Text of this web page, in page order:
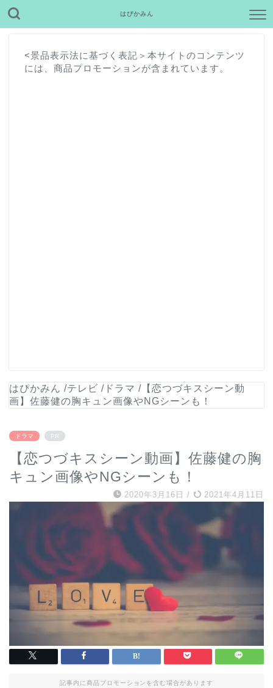
はぴかみん
<景品表示法に基づく表記＞本サイトのコンテンツ
には、商品プロモーションが含まれています。
はぴかみん /テレビ / ドラマ / 【恋つづキスシーン動
画】佐藤健の胸キュン画像やNGシーンも！
ドラマ PR
【恋つづキスシーン動画】佐藤健の胸
キュン画像やNGシーンも！
2020年3月16日 / 2021年4月11日
記事内に商品プロモーションを含む場合があります